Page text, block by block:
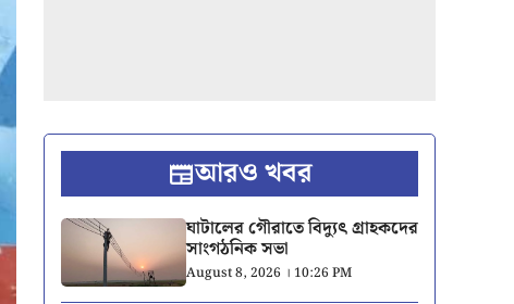
আরও খবর
ঘাটালের গৌরাতে বিদ্যুৎ গ্রাহকদের
সাংগঠনিক সভা
August 8, 2026 । 10:26 PM